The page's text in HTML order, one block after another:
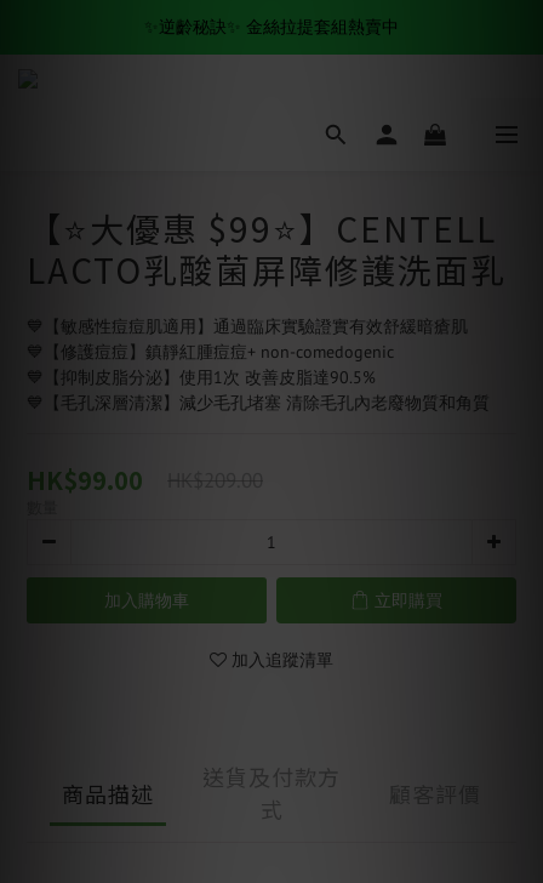
✨逆齡秘訣✨ 金絲拉提套組熱賣中
✨逆齡秘訣✨ 金絲拉提套組熱賣中
【⭐️大優惠 $99⭐️】CENTELL
LACTO乳酸菌屏障修護洗面乳
💙【敏感性痘痘肌適用】通過臨床實驗證實有效舒緩暗瘡肌
💙【修護痘痘】鎮靜紅腫痘痘+ non-comedogenic
💙【抑制皮脂分泌】使用1次 改善皮脂達90.5%
💙【毛孔深層清潔】減少毛孔堵塞 清除毛孔內老廢物質和角質
HK$99.00 HK$209.00
加入購物車 立即購買
加入追蹤清單
商品描述
送貨及付款方
式